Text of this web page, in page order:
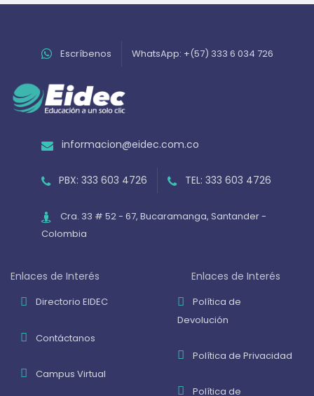
Escríbenos WhatsApp: +(57) 333 6 034 726
informacion@eidec.com.co
PBX: 333 603 4726 TEL: 333 603 4726
Cra. 33 # 52 - 67, Bucaramanga, Santander -
Colombia
Enlaces de Interés
Directorio EIDEC
Contáctanos
Campus Virtual
Enlaces de Interés
Política de
Devolución
Política de Privacidad
Política de